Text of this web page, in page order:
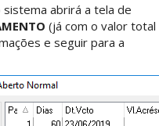
abrirá a tela de
(já com o valor total
e seguir para a